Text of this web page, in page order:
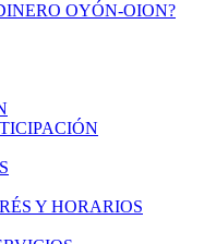
OYÓN-OION?
Y HORARIOS